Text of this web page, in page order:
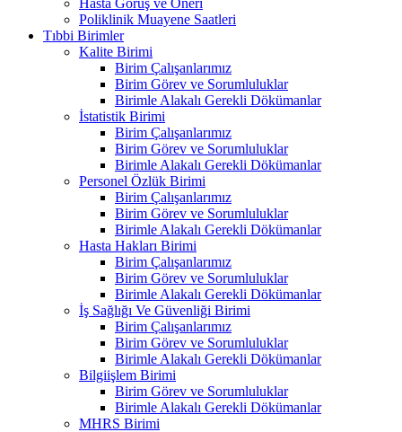
Poliklinik Muayene Saatleri
Tıbbi Birimler
Kalite Birimi
Birim Çalışanlarımız
Birim Görev ve Sorumluluklar
Birimle Alakalı Gerekli Dökümanlar
İstatistik Birimi
Birim Çalışanlarımız
Birim Görev ve Sorumluluklar
Birimle Alakalı Gerekli Dökümanlar
Personel Özlük Birimi
Birim Çalışanlarımız
Birim Görev ve Sorumluluklar
Birimle Alakalı Gerekli Dökümanlar
Hasta Hakları Birimi
Birim Çalışanlarımız
Birim Görev ve Sorumluluklar
Birimle Alakalı Gerekli Dökümanlar
İş Sağlığı Ve Güvenliği Birimi
Birim Çalışanlarımız
Birim Görev ve Sorumluluklar
Birimle Alakalı Gerekli Dökümanlar
Bilgiişlem Birimi
Birim Görev ve Sorumluluklar
Birimle Alakalı Gerekli Dökümanlar
MHRS Birimi